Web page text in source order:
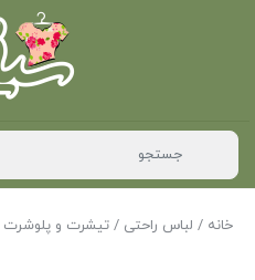
خانه / لباس راحتی / تیشرت و پلوشرت